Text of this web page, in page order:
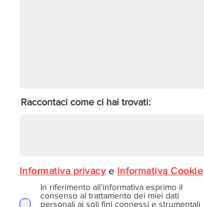
Raccontaci come ci hai trovati:
Informativa privacye Informativa Cookie
In riferimento all'informativa esprimo il
consenso al trattamento dei miei dati
personali ai soli fini connessi e strumentali